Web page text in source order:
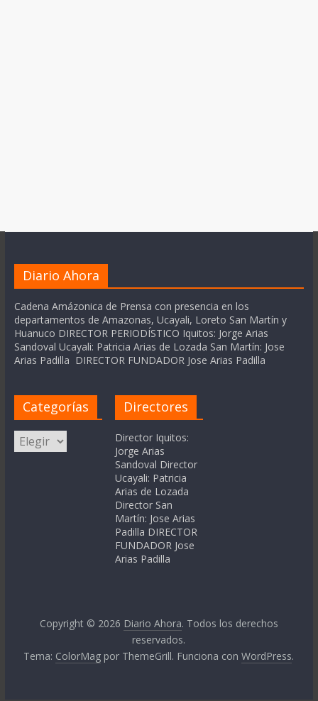
Diario Ahora
Cadena Amázonica de Prensa con presencia en los
departamentos de Amazonas, Ucayali, Loreto San Martín y
Huanuco DIRECTOR PERIODÍSTICO Iquitos: Jorge Arias
Sandoval Ucayali: Patricia Arias de Lozada San Martín: Jose
Arias Padilla DIRECTOR FUNDADOR Jose Arias Padilla
Categorías
Categorías
Directores
Director Iquitos:
Jorge Arias
Sandoval Director
Ucayali: Patricia
Arias de Lozada
Director San
Martín: Jose Arias
Padilla DIRECTOR
FUNDADOR Jose
Arias Padilla
Copyright © 2026 Diario Ahora. Todos los derechos
reservados.
Tema: ColorMag por ThemeGrill. Funciona conWordPress.